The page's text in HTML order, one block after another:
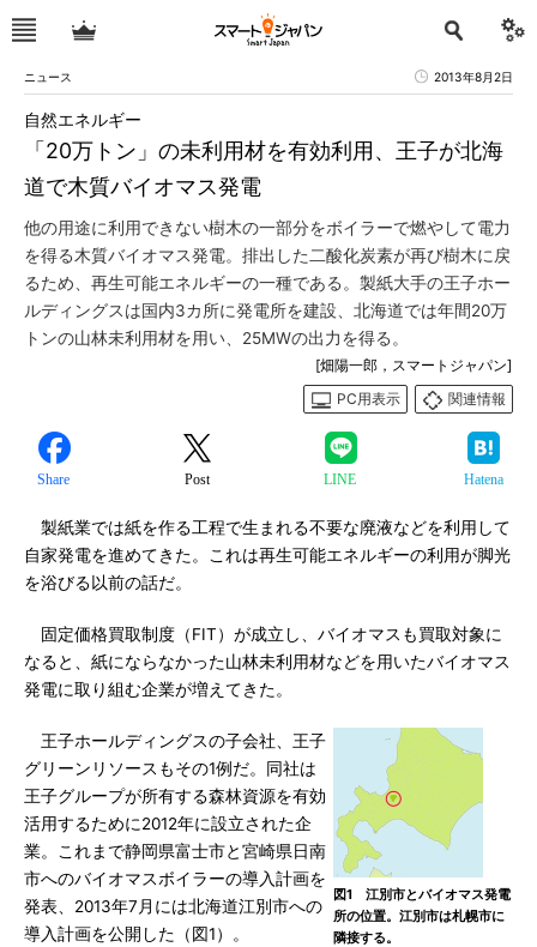
ニュース 2013年8月2日
「20万トン」の未利用材を有効利用、王子が北海
道で木質バイオマス発電
自然エネルギー
他の用途に利用できない樹木の一部分をボイラーで燃やして電力
を得る木質バイオマス発電。排出した二酸化炭素が再び樹木に戻
るため、再生可能エネルギーの一種である。製紙大手の王子ホー
ルディングスは国内3カ所に発電所を建設、北海道では年間20万
トンの山林未利用材を用い、25MWの出力を得る。
[畑陽一郎，スマートジャパン]
PC用表示
関連情報
Share Post LINE Hatena
製紙業では紙を作る工程で生まれる不要な廃液などを利用して
自家発電を進めてきた。これは再生可能エネルギーの利用が脚光
を浴びる以前の話だ。
固定価格買取制度（FIT）が成立し、バイオマスも買取対象に
なると、紙にならなかった山林未利用材などを用いたバイオマス
発電に取り組む企業が増えてきた。
図1 江別市とバイオマス発電
所の位置。江別市は札幌市に
隣接する。
王子ホールディングスの子会社、王子
グリーンリソースもその1例だ。同社は
王子グループが所有する森林資源を有効
活用するために2012年に設立された企
業。これまで静岡県富士市と宮崎県日南
市へのバイオマスボイラーの導入計画を
発表、2013年7月には北海道江別市への
導入計画を公開した（図1）。